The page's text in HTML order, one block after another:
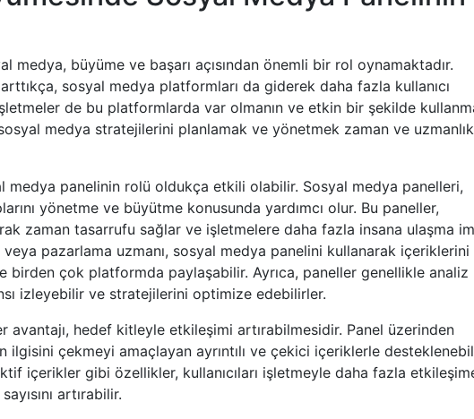
medya, büyüme ve başarı açısından önemli bir rol oynamaktadır.
sosyal medya platformları da giderek daha fazla kullanıcı
de bu platformlarda var olmanın ve etkin bir şekilde
medya stratejilerini planlamak ve yönetmek zaman ve uzmanlık
medya panelinin rolü oldukça etkili olabilir. Sosyal medya panelleri,
yönetme ve büyütme konusunda yardımcı olur. Bu paneller,
zaman tasarrufu sağlar ve işletmelere daha fazla insana ulaşma
pazarlama uzmanı, sosyal medya panelini kullanarak içeriklerini
birden çok platformda paylaşabilir. Ayrıca, paneller genellikle analiz
izleyebilir ve stratejilerini optimize edebilirler.
avantajı, hedef kitleyle etkileşimi artırabilmesidir. Panel üzerinden
ilgisini çekmeyi amaçlayan ayrıntılı ve çekici içeriklerle
içerikler gibi özellikler, kullanıcıları işletmeyle daha fazla
artırabilir.